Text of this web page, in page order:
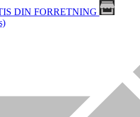
DIN FORRETNING